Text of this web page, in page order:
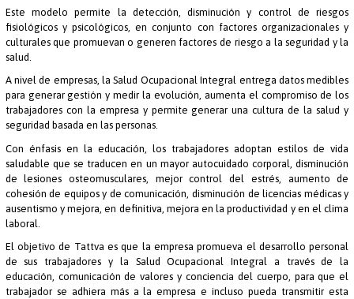
Este modelo permite la detección, disminución y control de riesgos
fisiológicos y psicológicos, en conjunto con factores organizacionales y
culturales que promuevan o generen factores de riesgo a la seguridad y la
salud.
A nivel de empresas, la Salud Ocupacional Integral entrega datos medibles
para generar gestión y medir la evolución, aumenta el compromiso de los
trabajadores con la empresa y permite generar una cultura de la salud y
seguridad basada en las personas.
Con énfasis en la educación, los trabajadores adoptan estilos de vida
saludable que se traducen en un mayor autocuidado corporal, disminución
de lesiones osteomusculares, mejor control del estrés, aumento de
cohesión de equipos y de comunicación, disminución de licencias médicas y
ausentismo y mejora, en definitiva, mejora en la productividad y en el clima
laboral.
El objetivo de Tattva es que la empresa promueva el desarrollo personal
de sus trabajadores y la Salud Ocupacional Integral a través de la
educación, comunicación de valores y conciencia del cuerpo, para que el
trabajador se adhiera más a la empresa e incluso pueda transmitir esta